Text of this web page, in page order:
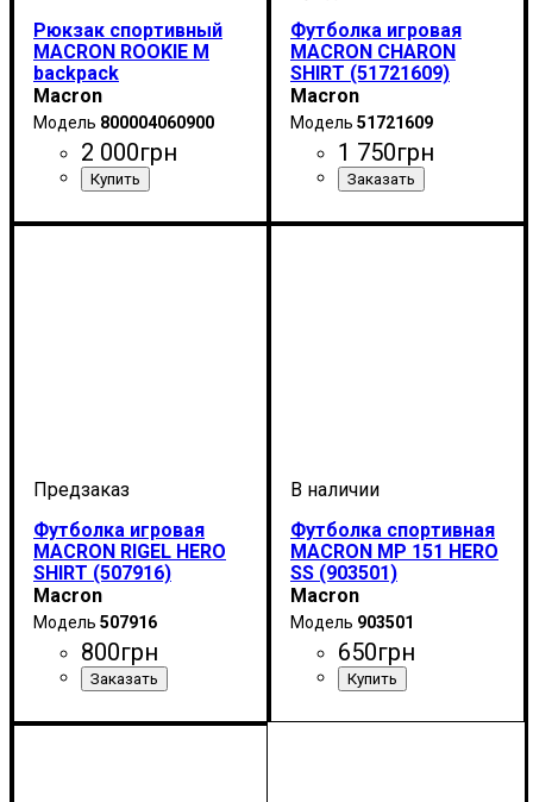
Рюкзак спортивный
MACRON ROOKIE M
backpack
(800004060900)
Macron
800004060900
2 000грн
Футболка игровая
MACRON CHARON
SHIRT (51721609)
Macron
51721609
1 750грн
Футболка игровая
MACRON RIGEL HERO
SHIRT (507916)
Macron
507916
800грн
Мужской
Футболка спортивная
MACRON MP 151 HERO
SS (903501)
Macron
903501
650грн
Мужской